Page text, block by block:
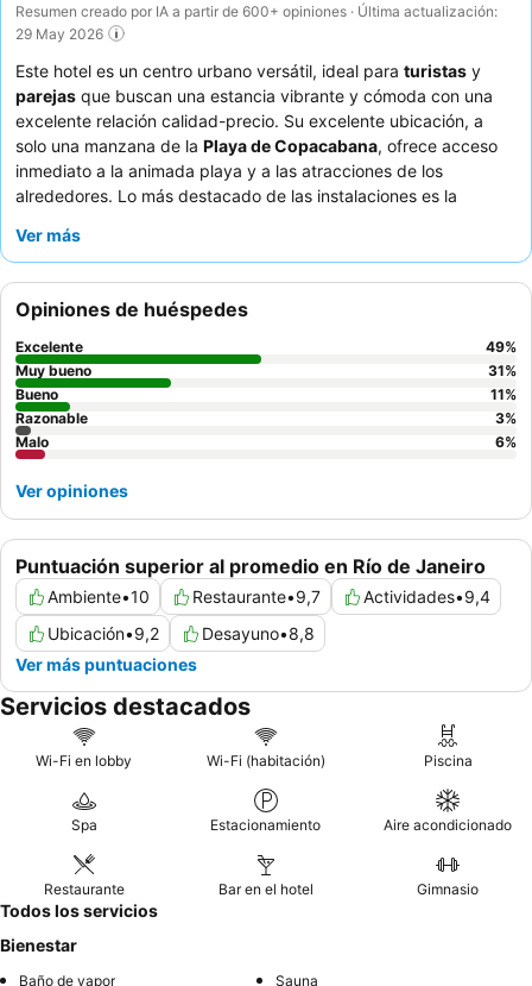
Resumen creado por IA a partir de 600+ opiniones · Última actualización:
29 May 2026
Este hotel es un centro urbano versátil, ideal para turistas y
parejas que buscan una estancia vibrante y cómoda con una
excelente relación calidad-precio. Su excelente ubicación, a
solo una manzana de la Playa de Copacabana, ofrece acceso
inmediato a la animada playa y a las atracciones de los
alrededores. Lo más destacado de las instalaciones es la
refrescantes. Los huéspedes elogian constantemente al
que incluye fruta fresca y opciones preparadas al momento.
Para una experiencia más tranquila, los huéspedes deben
solicitar una habitación con vistas al jardín.
Ver más
Puntuación superior al promedio en Río de Janeiro
Ambiente•10 Restaurante•9,7 Actividades•9,4
Ubicación•9,2 Desayuno•8,8
Ver más puntuaciones
Opiniones de huéspedes
Excelente 49%
Muy bueno
31%
Bueno
11%
Razonable
3%
Malo
6%
Ver opiniones
Servicios destacados
Wi-Fi en lobby Wi-Fi (habitación) Piscina
Spa Estacionamiento Aire acondicionado
Restaurante Bar en el hotel Gimnasio
Todos los servicios
Bienestar
Baño de vapor Sauna